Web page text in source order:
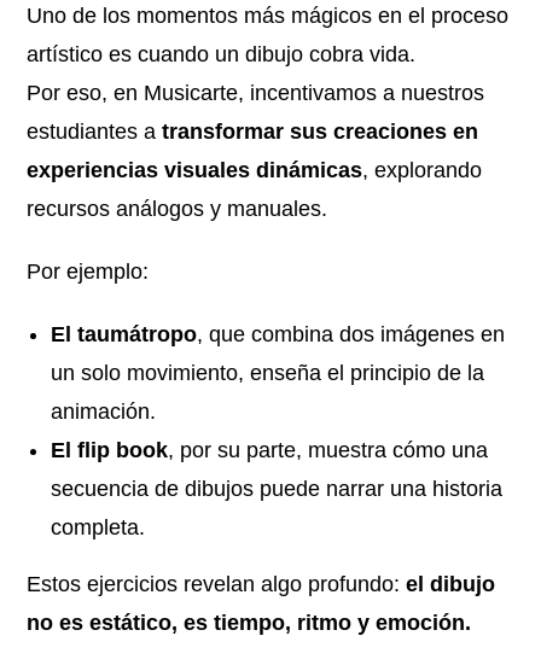
Uno de los momentos más mágicos en el proceso
artístico es cuando un dibujo cobra vida.
Por eso, en Musicarte, incentivamos a nuestros
estudiantes atransformar sus creaciones en
experiencias visuales dinámicas, explorando
recursos análogos y manuales.
Por ejemplo:
El taumátropo, que combina dos imágenes en
un solo movimiento, enseña el principio de la
animación.
El flip book, por su parte, muestra cómo una
secuencia de dibujos puede narrar una historia
completa.
Estos ejercicios revelan algo profundo:el dibujo
no es estático, es tiempo, ritmo y emoción.